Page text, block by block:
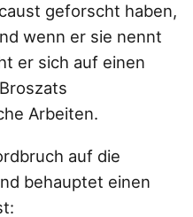
geforscht haben,
wenn er sie nennt
er sich auf einen
Arbeiten.
auf die
behauptet einen